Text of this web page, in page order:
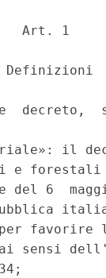
Art. 1
Definizioni
decreto,
il
e
del 6
favorire
sensi